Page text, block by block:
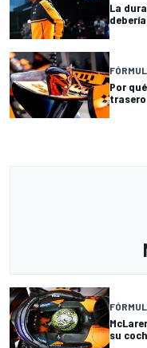
La
Por
su